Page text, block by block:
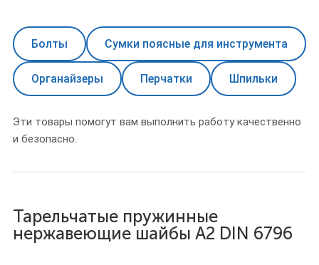
Болты Сумки поясные для инструмента
Органайзеры Перчатки Шпильки
Эти товары помогут вам выполнить работу качественно
и безопасно.
Тарельчатые пружинные
нержавеющие шайбы A2 DIN 6796